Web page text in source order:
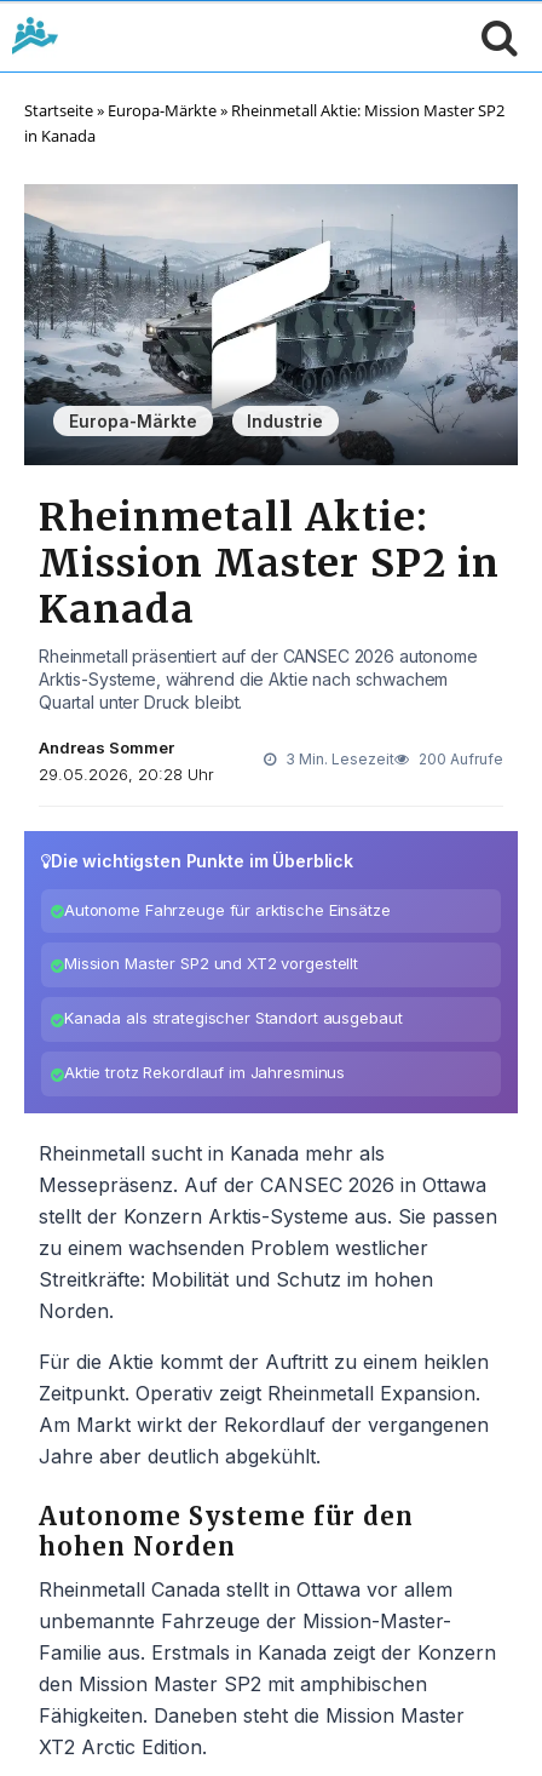
Startseite» Europa-Märkte» Rheinmetall Aktie: Mission Master SP2
in Kanada
Europa-Märkte , Industrie
Rheinmetall Aktie:
Mission Master SP2 in
Kanada
Rheinmetall präsentiert auf der CANSEC 2026 autonome
Arktis-Systeme, während die Aktie nach schwachem
Quartal unter Druck bleibt.
Andreas Sommer
29.05.2026, 20:28 Uhr
3 Min. Lesezeit 200 Aufrufe
Die wichtigsten Punkte im Überblick
Autonome Fahrzeuge für arktische Einsätze
Mission Master SP2 und XT2 vorgestellt
Kanada als strategischer Standort ausgebaut
Aktie trotz Rekordlauf im Jahresminus
Rheinmetall sucht in Kanada mehr als
Messepräsenz. Auf der CANSEC 2026 in Ottawa
stellt der Konzern Arktis-Systeme aus. Sie passen
zu einem wachsenden Problem westlicher
Streitkräfte: Mobilität und Schutz im hohen
Norden.
Für die Aktie kommt der Auftritt zu einem heiklen
Zeitpunkt. Operativ zeigt Rheinmetall Expansion.
Am Markt wirkt der Rekordlauf der vergangenen
Jahre aber deutlich abgekühlt.
Autonome Systeme für den
hohen Norden
Rheinmetall Canada stellt in Ottawa vor allem
unbemannte Fahrzeuge der Mission-Master-
Familie aus. Erstmals in Kanada zeigt der Konzern
den Mission Master SP2 mit amphibischen
Fähigkeiten. Daneben steht die Mission Master
XT2 Arctic Edition.